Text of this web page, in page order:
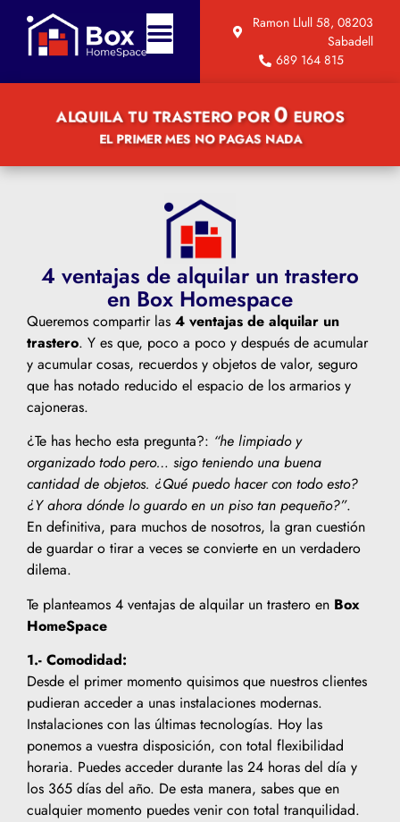
Ramon Llull 58, 08203
Sabadell
689 164 815
ALQUILA TU TRASTERO POR0EUROS
EL PRIMER MES NO PAGAS NADA
4 ventajas de alquilar un trastero
en Box Homespace
Queremos compartir las 4 ventajas de alquilar un
trastero. Y es que, poco a poco y después de acumular
y acumular cosas, recuerdos y objetos de valor, seguro
que has notado reducido el espacio de los armarios y
cajoneras.
¿Te has hecho esta pregunta?: “he limpiado y
organizado todo pero… sigo teniendo una buena
cantidad de objetos. ¿Qué puedo hacer con todo esto?
¿Y ahora dónde lo guardo en un piso tan pequeño?”.
En definitiva, para muchos de nosotros, la gran cuestión
de guardar o tirar a veces se convierte en un verdadero
dilema.
Te planteamos 4 ventajas de alquilar un trastero en Box
HomeSpace
1.- Comodidad:
Desde el primer momento quisimos que nuestros clientes
pudieran acceder a unas instalaciones modernas.
Instalaciones con las últimas tecnologías. Hoy las
ponemos a vuestra disposición, con total flexibilidad
horaria. Puedes acceder durante las 24 horas del día y
los 365 días del año. De esta manera, sabes que en
cualquier momento puedes venir con total tranquilidad.